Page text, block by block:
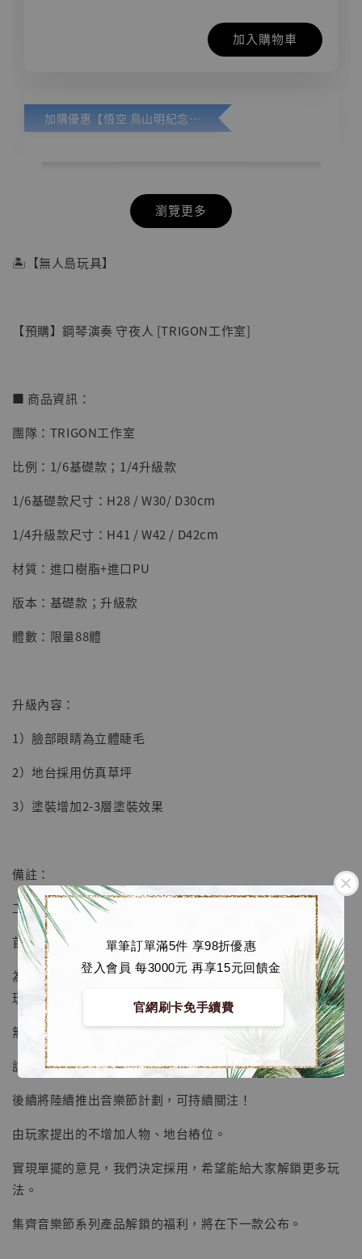
單筆訂單滿5件 享98折優惠
登入會員 每3000元 再享15元回饋金
官網刷卡免手續費
加入購物車
加購優惠【悟空 鳥山明紀念款 [奇蹟工作室]】
【店內現貨】七龍珠 系列蒐藏雕像 悟空 鳥山
NT$ 4,280
NT$ 5,580
【店內現貨】海賊王 系列蒐藏雕像 布魯克達
摩 [7STARS Studio]
NT$ 1,500
NT$ 1,870
- +
瀏覽更多
🏝【無人島玩具】
【預購】鋼琴演奏 守夜人 [TRIGON工作室]
■ 商品資訊：
團隊：TRIGON工作室
比例：1/6基礎款；1/4升級款
1/6基礎款尺寸：H28 / W30/ D30cm
1/4升級款尺寸：H41 / W42 / D42cm
材質：進口樹脂+進口PU
版本：基礎款；升級款
體數：限量88體
升級內容：
1）臉部眼睛為立體睫毛
2）地台採用仿真草坪
3）塗裝增加2-3層塗裝效果
備註：
工作室首發產品，全力打造精品品牌。
首款音樂節產品將品質保證、性價比保證。
為保證玩家體驗，大貨樣品聯繫各大博主拍攝實物樣，確保
玩家看到真實品質再截單進入生產。
無需擔心品質問題。
該系列為音樂節系列首發第一單，產品已經進入測試階段。
後續將陸續推出音樂節計劃，可持續關注！
由玩家提出的不增加人物、地台樁位。
實現單擺的意見，我們決定採用，希望能給大家解鎖更多玩
法。
集齊音樂節系列產品解鎖的福利，將在下一款公布。